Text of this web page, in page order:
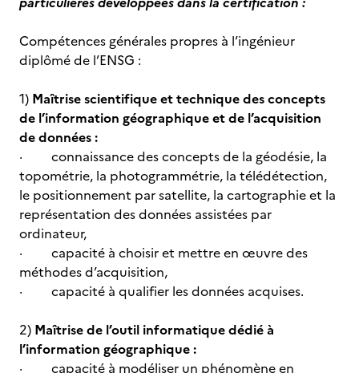
Compétences générales propres à l’ingénieur
diplômé de l’ENSG :
1) Maîtrise scientifique et technique des concepts
de l’information géographique et de l’acquisition
de données :
· connaissance des concepts de la géodésie, la
topométrie, la photogrammétrie, la télédétection,
le positionnement par satellite, la cartographie et la
représentation des données assistées par
ordinateur,
· capacité à choisir et mettre en œuvre des
méthodes d’acquisition,
· capacité à qualifier les données acquises.
2) Maîtrise de l’outil informatique dédié à
l’information géographique :
· capacité à modéliser un phénomène en